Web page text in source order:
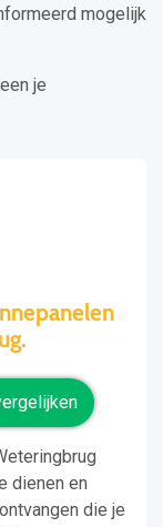
mogelijk
je
dienen en
die je